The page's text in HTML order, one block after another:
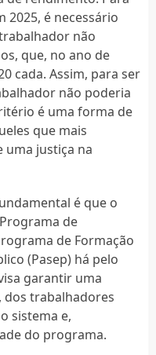
2025, é necessário
não
que, no ano de
cada. Assim, para ser
não poderia
é uma forma de
que mais
uma justiça na
é que o
de
de Formação
(Pasep) há pelo
garantir uma
dos trabalhadores
sistema e,
do programa.